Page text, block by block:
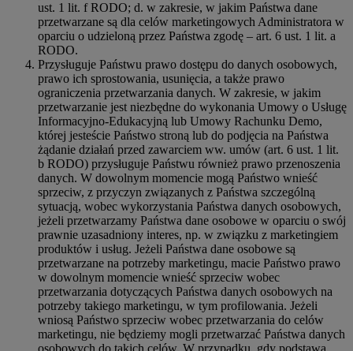
ust. 1 lit. f RODO; d. w zakresie, w jakim Państwa dane
przetwarzane są dla celów marketingowych Administratora w
oparciu o udzieloną przez Państwa zgodę – art. 6 ust. 1 lit. a
RODO.
Przysługuje Państwu prawo dostępu do danych osobowych,
prawo ich sprostowania, usunięcia, a także prawo
ograniczenia przetwarzania danych. W zakresie, w jakim
przetwarzanie jest niezbędne do wykonania Umowy o Usługę
Informacyjno-Edukacyjną lub Umowy Rachunku Demo,
której jesteście Państwo stroną lub do podjęcia na Państwa
żądanie działań przed zawarciem ww. umów (art. 6 ust. 1 lit.
b RODO) przysługuje Państwu również prawo przenoszenia
danych. W dowolnym momencie mogą Państwo wnieść
sprzeciw, z przyczyn związanych z Państwa szczególną
sytuacją, wobec wykorzystania Państwa danych osobowych,
jeżeli przetwarzamy Państwa dane osobowe w oparciu o swój
prawnie uzasadniony interes, np. w związku z marketingiem
produktów i usług. Jeżeli Państwa dane osobowe są
przetwarzane na potrzeby marketingu, macie Państwo prawo
w dowolnym momencie wnieść sprzeciw wobec
przetwarzania dotyczących Państwa danych osobowych na
potrzeby takiego marketingu, w tym profilowania. Jeżeli
wniosą Państwo sprzeciw wobec przetwarzania do celów
marketingu, nie będziemy mogli przetwarzać Państwa danych
osobowych do takich celów. W przypadku, gdy podstawą